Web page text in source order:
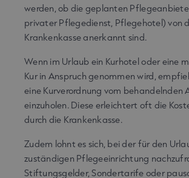
werden, ob die geplanten
privater Pflegedienst, Pflegehotel) von
Krankenkasse anerkannt sind.
Wenn im Urlaub ein Kurhotel oder eine
Kur in Anspruch genommen wird,
eine Kurverordnung vom behandelnden
einzuholen. Diese erleichtert oft die
durch die Krankenkasse.
Zudem lohnt es sich, bei der für den
zuständigen Pflegeeinrichtung
Stiftungsgelder, Sondertarife oder